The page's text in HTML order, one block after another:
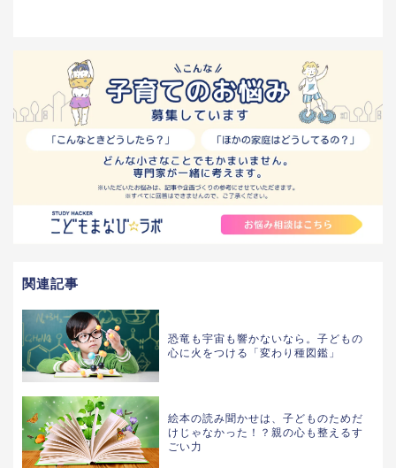
関連記事
恐竜も宇宙も響かないなら。子どもの
心に火をつける「変わり種図鑑」
絵本の読み聞かせは、子どものためだ
けじゃなかった！？親の心も整えるす
ごい力